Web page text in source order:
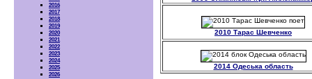
2016
2017
2018
2019
2020
2021
2022
2023
2024
2025
2026
2010 Тарас Шевченко
2014 Одеська область